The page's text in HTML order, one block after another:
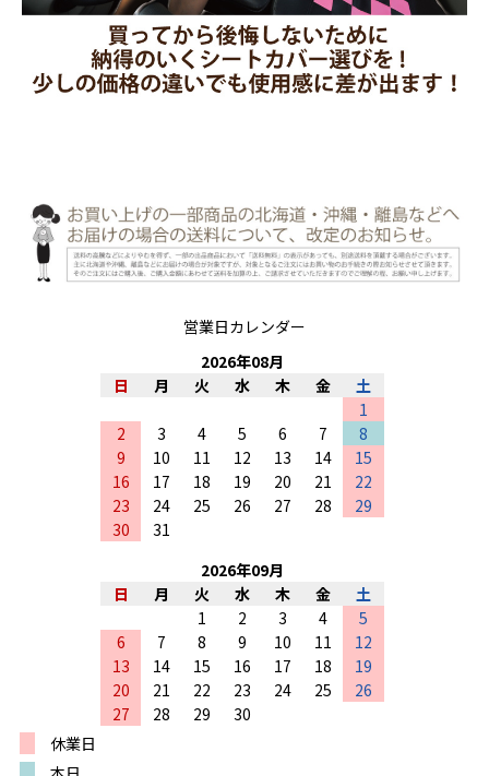
営業日カレンダー
2026年08月
日
月 火 水 木 金
土
1
2
3 4 5 6 7
8
9
10 11 12 13 14
15
16
17 18 19 20 21
22
23
24 25 26 27 28
29
30
31
2026年09月
日
月 火 水 木 金
土
1
2 3 4
5
6
7 8 9 10 11
12
13
14 15 16 17 18
19
20
21 22 23 24 25
26
27
28 29
30
休業日